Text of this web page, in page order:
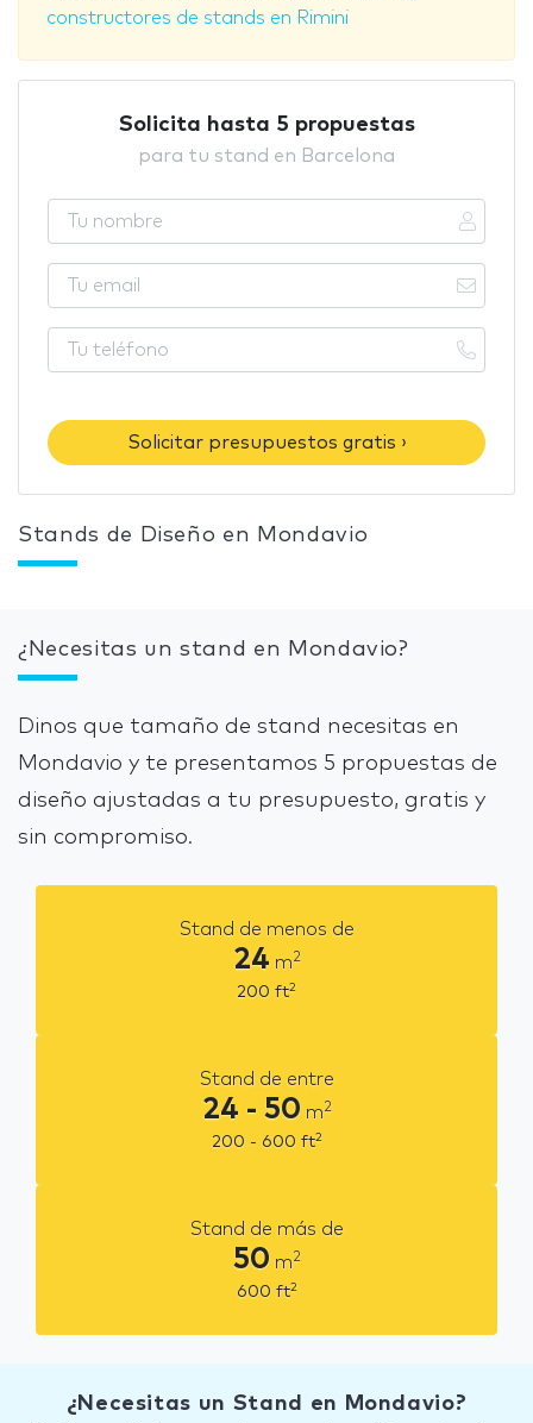
constructores de stands en Rimini
Solicita hasta 5 propuestas
para tu stand en Barcelona
Solicitar presupuestos gratis ›
Stands de Diseño en Mondavio
¿Necesitas un stand en Mondavio?
Dinos que tamaño de stand necesitas en
Mondavio y te presentamos 5 propuestas de
diseño ajustadas a tu presupuesto, gratis y
sin compromiso.
Stand de menos de
24 m2
200 ft2
Stand de entre
24 - 50 m2
200 - 600 ft2
Stand de más de
50 m2
600 ft2
¿Necesitas un Stand en Mondavio?